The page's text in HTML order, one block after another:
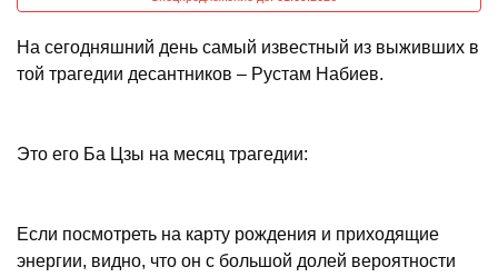
На сегодняшний день самый известный из выживших в
той трагедии десантников – Рустам Набиев.
Это его Ба Цзы на месяц трагедии:
Если посмотреть на карту рождения и приходящие
энергии, видно, что он с большой долей вероятности